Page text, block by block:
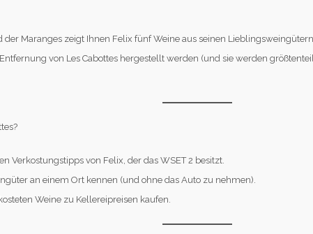
der Maranges zeigt Ihnen Felix fünf Weine aus seinen
von Les Cabottes hergestellt werden (und sie werden
Verkostungstipps von Felix, der das WSET 2 besitzt.
an einem Ort kennen (und ohne das Auto zu nehmen).
Weine zu Kellereipreisen kaufen.